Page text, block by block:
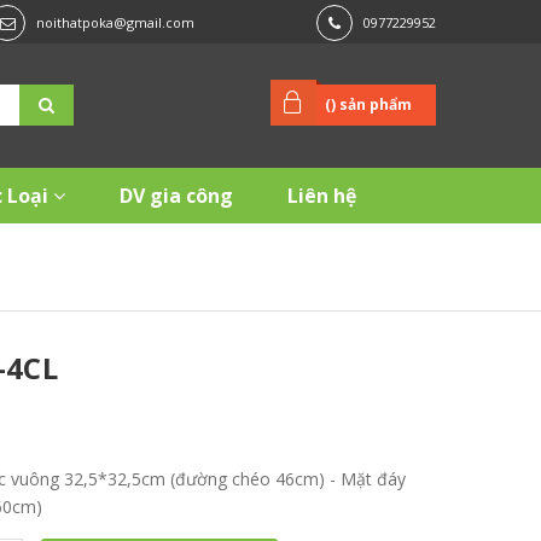
noithatpoka@gmail.com 0977229952
() sản phẩm
Loại DV gia công Liên hệ
vuông 32,5*32,5cm (đường chéo 46cm) - Mặt đáy